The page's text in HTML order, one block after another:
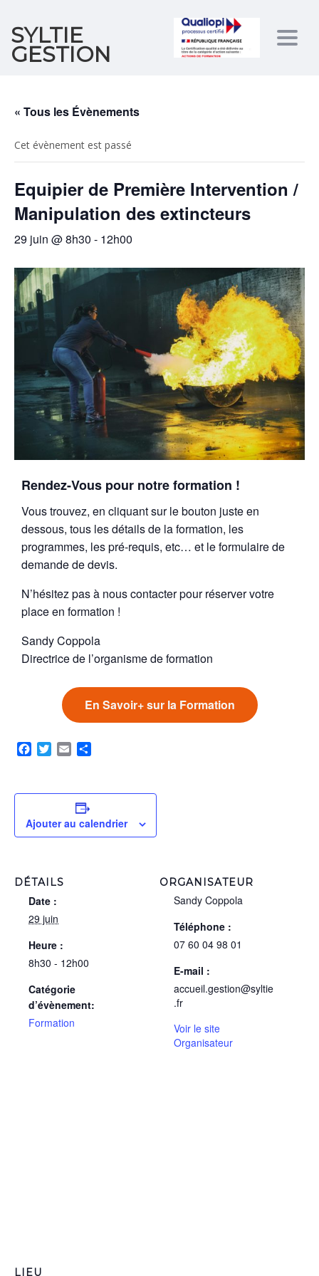
SYLTIE
GESTION
« Tous les Évènements
Cet évènement est passé
Equipier de Première Intervention /
Manipulation des extincteurs
29 juin @ 8h30 - 12h00
Rendez-Vous pour notre formation !
Vous trouvez, en cliquant sur le bouton juste en
dessous, tous les détails de la formation, les
programmes, les pré-requis, etc… et le formulaire de
demande de devis.
N’hésitez pas à nous contacter pour réserver votre
place en formation !
Sandy Coppola
Directrice de l’organisme de formation
En Savoir+ sur la Formation
Facebook
TwitterEmail
Ajouter au calendrier
DÉTAILS
Date :
29 juin
Heure :
8h30 - 12h00
Catégorie
d’évènement:
Formation
ORGANISATEUR
Sandy Coppola
Téléphone :
07 60 04 98 01
E-mail :
accueil.gestion@syltie
.fr
Voir le site
Organisateur
LIEU